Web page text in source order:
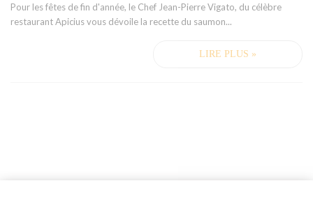
Pour les fêtes de fin d'année, le Chef Jean-Pierre Vigato, du célèbre
restaurant Apicius vous dévoile la recette du saumon...
LIRE PLUS »